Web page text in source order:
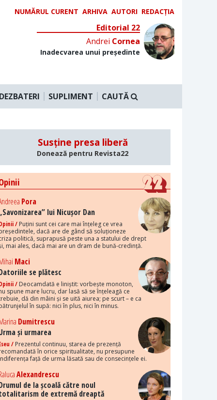
NUMĂRUL CURENT ARHIVA AUTORI REDACȚIA
Editorial 22
Andrei Cornea
Inadecvarea unui președinte
SUPLIMENT CAUTĂ
Susține presa liberă
Donează pentru Revista22
Pora
lui Nicușor Dan
/ Puțini sunt cei care mai înțeleg ce vrea
dacă are de gând să soluționeze
politică, suprapusă peste una a statului de drept
mai ales, dacă mai are un dram de bună-credință.
Maci
se plătesc
/ Deocamdată e liniștit: vorbește monoton,
spune mare lucru, dar lasă să se înțeleagă ce
dă din mâini și se uită aiurea; pe scurt – e ca
în supă: nici în plus, nici în minus.
Dumitrescu
și urmarea
/ Prezentul continuu, starea de prezență
în orice spiritualitate, nu presupune
față de urma lăsată sau de consecințele ei.
Alexandrescu
de la școală către noul
de extremă dreaptă